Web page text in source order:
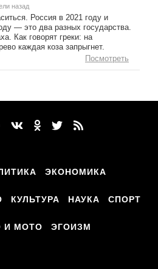
назад
Россия в 2021 году и
— это два разных государства.
Как говорят греки: на
каждая коза запрыгнет.
Посмотреть
ЭКОНОМИКА
КУЛЬТУРА НАУКА СПОРТ
И МОТО ЭГОИЗМ